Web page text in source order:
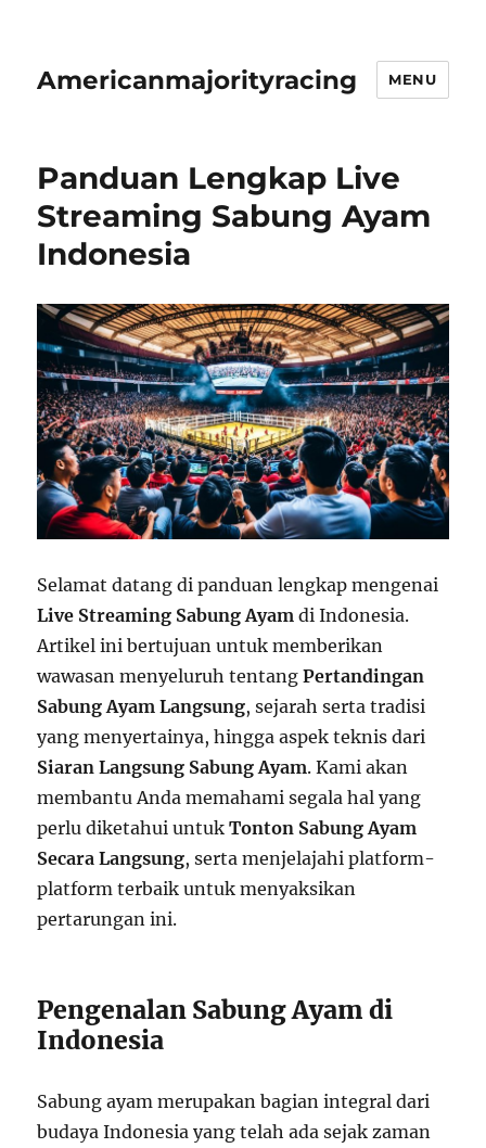
Americanmajorityracing MENU
Panduan Lengkap Live
Streaming Sabung Ayam
Indonesia
Selamat datang di panduan lengkap mengenai
Live Streaming Sabung Ayam di Indonesia.
Artikel ini bertujuan untuk memberikan
wawasan menyeluruh tentangPertandingan
Sabung Ayam Langsung, sejarah serta tradisi
yang menyertainya, hingga aspek teknis dari
Siaran Langsung Sabung Ayam. Kami akan
membantu Anda memahami segala hal yang
perlu diketahui untukTonton Sabung Ayam
Secara Langsung, serta menjelajahi platform-
platform terbaik untuk menyaksikan
pertarungan ini.
Pengenalan Sabung Ayam di
Indonesia
Sabung ayam merupakan bagian integral dari
budaya Indonesia yang telah ada sejak zaman